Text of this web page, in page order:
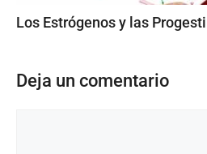
Los Estrógenos y las
Deja un comentario